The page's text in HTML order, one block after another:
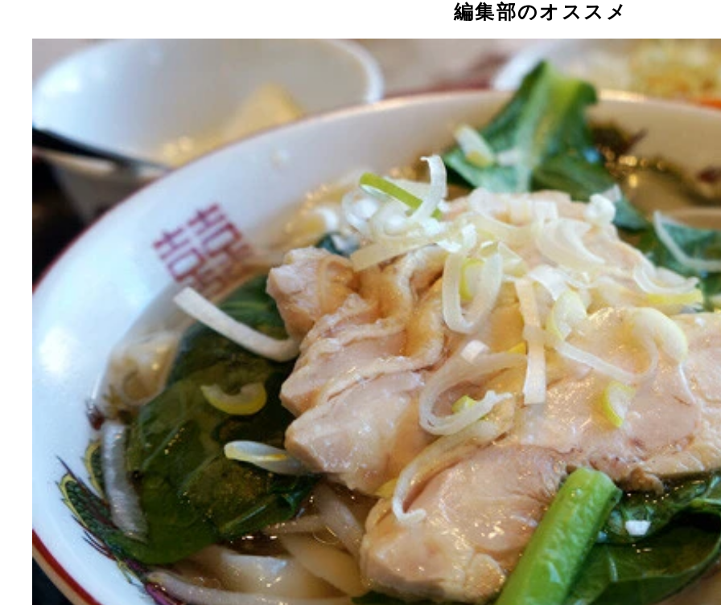
「焼酎ハイボール」
おつまみメニュー
「キンピラれんこん」
「白菜おしんこ」
「やまさん焼き」
「キクラゲ玉子炒め」
「しいたけとれんこんの肉詰めフライ」
「ねぎみそトンカツ」
ハイボールのおかわりが止まらない
こ、これが300円!?
とたんにカツカレーに
編集部のオススメ